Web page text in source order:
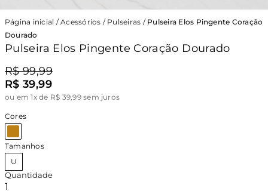
Página inicial /Acessórios / Pulseiras / Pulseira Elos Pingente Coração
Dourado
Pulseira Elos Pingente Coração Dourado
R$ 99,99
R$ 39,99
ou em 1x de R$ 39,99 sem juros
Cores
Tamanhos
U
Quantidade